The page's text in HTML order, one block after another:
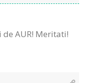
AUR! Meritati!